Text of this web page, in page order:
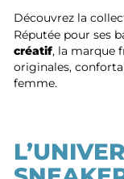
Découvrez la
Réputée pour ses
créatif, la marque
originales,
femme.